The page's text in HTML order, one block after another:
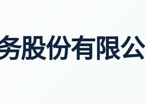
股份有限公